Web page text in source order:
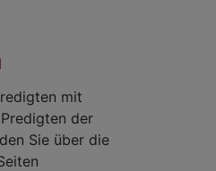
mit
Predigten der
Sie über die